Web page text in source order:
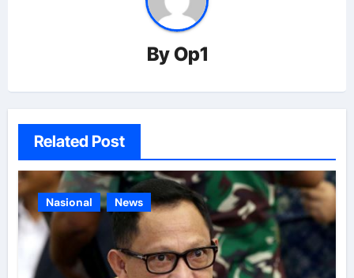
ByOp1
Related Post
Nasional News